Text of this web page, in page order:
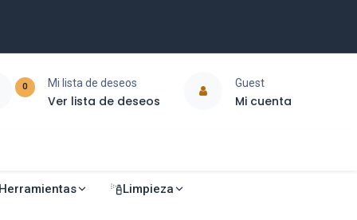
0 Mi lista de deseos
Ver lista de deseos
Guest
Mi cuenta
Limpieza